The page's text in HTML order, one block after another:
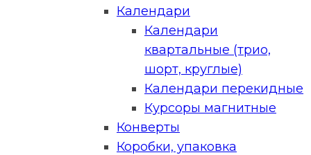
Календари
Календари
квартальные (трио,
шорт, круглые)
Календари перекидные
Курсоры магнитные
Конверты
Коробки, упаковка